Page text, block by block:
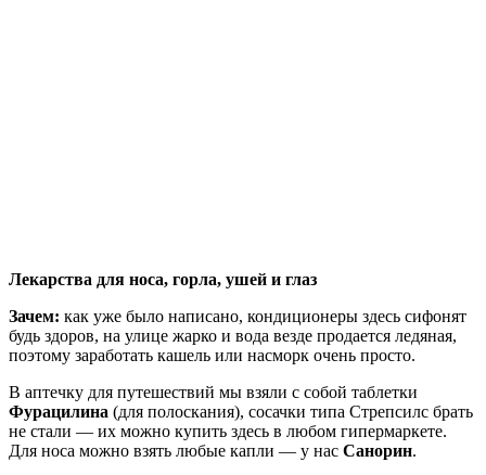
Лекарства для носа, горла, ушей и глаз
Зачем: как уже было написано, кондиционеры здесь сифонят
будь здоров, на улице жарко и вода везде продается ледяная,
поэтому заработать кашель или насморк очень просто.
В аптечку для путешествий мы взяли с собой таблетки
Фурацилина (для полоскания), сосачки типа Стрепсилс брать
не стали — их можно купить здесь в любом гипермаркете.
Для носа можно взять любые капли — у нас Санорин.